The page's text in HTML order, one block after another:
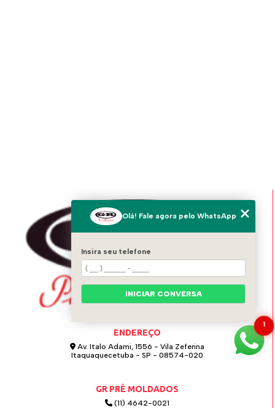
ENDEREÇO
Av. Italo Adami, 1556 - Vila Zeferina
Itaquaquecetuba - SP - 08574-020
GR PRÉ MOLDADOS
(11) 4642-0021
1
Olá! Fale agora pelo WhatsApp
Insira seu telefone
INICIAR CONVERSA